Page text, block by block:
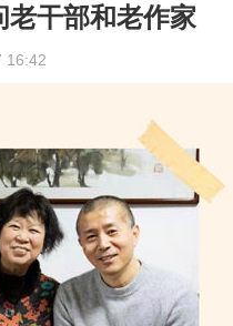
干部和老作家
16:42